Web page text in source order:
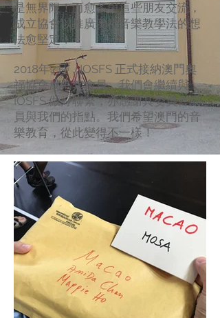
是無界限！而愈多與這些朋友交流，
成立協會以推廣奧福音樂教學法的想
法愈堅定！
2018年7月，IOSFS 正式接納澳門奧
福協會成為其會員，我們會繼續與
IOSFS 做好聯繫，亦感謝其委員會成
員與我們的指點。我們希望澳門的音
樂教育，從此變得不一樣！